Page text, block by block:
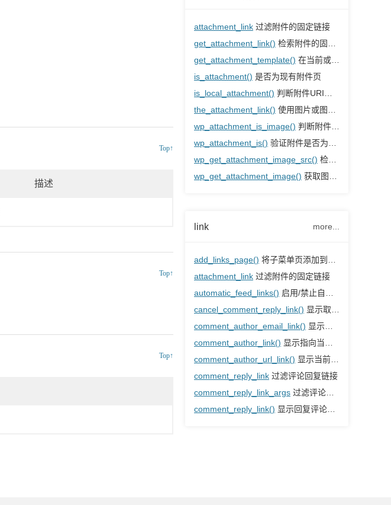
attachment_link 过滤附件的固定链接
get_attachment_link() 检索附件的固定链接
get_attachment_template() 在当前或父模板中检索附件模板的路径
is_attachment() 是否为现有附件页
is_local_attachment() 判断附件URI是否是本地的，是否真的是附件
the_attachment_link() 使用图片或图标显示附件页面链接
wp_attachment_is_image() 判断附件是否为图片
wp_attachment_is() 验证附件是否为给定类型
wp_get_attachment_image_src() 检索图片附件
wp_get_attachment_image() 获取图片附件的HTML img元素
link more...
add_links_page() 将子菜单页添加到链接主菜单
attachment_link 过滤附件的固定链接
automatic_feed_links() 启用/禁止自动通用feed链接输出
cancel_comment_reply_link() 显示取消评论回复链接的HTML内容
comment_author_email_link() 显示指向当前评论作者的HTML电子邮件链接
comment_author_link() 显示指向当前评论作者URL的HTML链接
comment_author_url_link() 显示当前评论作者的URL的HTML链接
comment_reply_link 过滤评论回复链接
comment_reply_link_args 过滤评论回复链接参数
comment_reply_link() 显示回复评论链接的HTML内容
Top↑
描述
Top↑
Top↑